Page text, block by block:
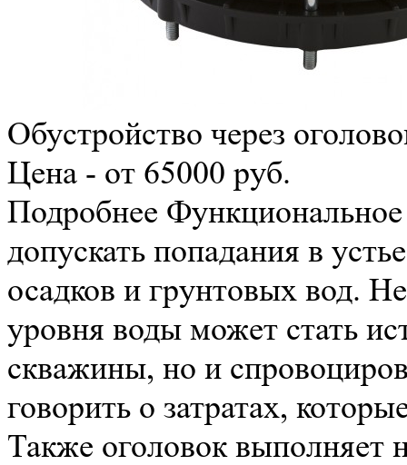
Обустройство через
Цена - от 65000 руб.
Подробнее Функциональное
допускать попадания в
осадков и грунтовых вод.
уровня воды может стать
скважины, но и
говорить о затратах,
Также оголовок выполняет